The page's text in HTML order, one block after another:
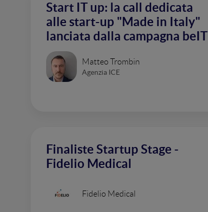
Start IT up: la call dedicata
alle start-up "Made in Italy"
lanciata dalla campagna beIT
Matteo Trombin
Agenzia ICE
Finaliste Startup Stage -
Fidelio Medical
Fidelio Medical